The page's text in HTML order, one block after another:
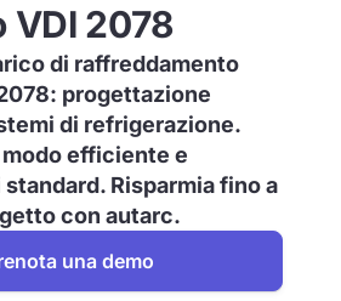
VDI 2078
di raffreddamento
progettazione
di refrigerazione.
efficiente e
Risparmia fino a
con autarc.
una demo